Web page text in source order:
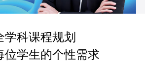
学科课程规划
位学生的个性需求